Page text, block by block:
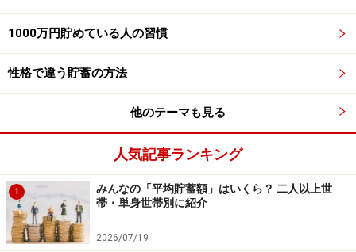
1000万円貯めている人の習慣
性格で違う貯蓄の方法
他のテーマも見る
人気記事ランキング
1
みんなの「平均貯蓄額」はいくら？ 二人以上世
帯・単身世帯別に紹介
2026/07/19